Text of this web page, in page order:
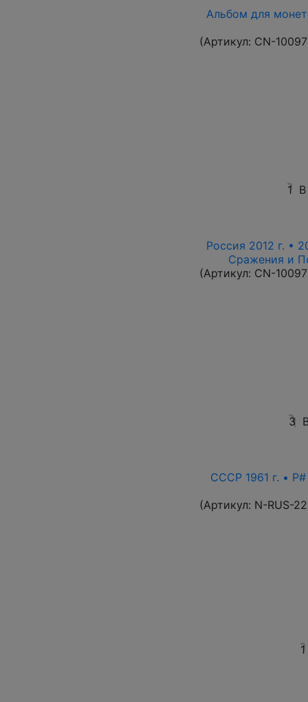
Альбом для
(Артикул: CN-
1
Россия 2012 г. •
Сражения и
(Артикул: CN-10097
3
СССР 1961 г. •
(Артикул: N-RUS-
1